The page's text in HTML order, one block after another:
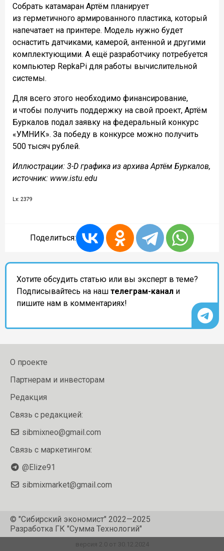
Собрать катамаран Артём планирует
из герметичного армированного пластика, который
напечатает на принтере. Модель нужно будет
оснастить датчиками, камерой, антенной и другими
комплектующими. А ещё разработчику потребуется
компьютер RepkaPi для работы вычислительной
системы.
Для всего этого необходимо финансирование,
и чтобы получить поддержку на свой проект, Артём
Буркалов подал заявку на федеральный конкурс
«УМНИК». За победу в конкурсе можно получить
500 тысяч рублей.
Иллюстрации: 3-D графика из архива Артём Буркалов,
источник: www.istu.edu
Lx: 2379
Поделиться:
Хотите обсудить статью или вы эксперт в теме?
Подписывайтесь на наш телеграм-канал и
пишите нам в комментариях!
О проекте
Партнерам и инвесторам
Редакция
Связь с редакцией:
sibmixneo@gmail.com
Связь с маркетингом:
@Elize91
sibmixmarket@gmail.com
© "Сибирский экономист" 2022—2025
Разработка ГК "Сумма Технологий"
версия 2.0 от 30.12.2024